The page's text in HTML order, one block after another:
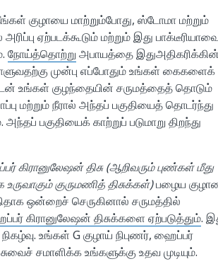
குழாயை மாற்றும்போது, ஸ்டோமா மற்றும்
ஏற்படக்கூடும் மற்றும் இது
நோய்த்தொற்று அபாயத்தை
முன்பு எப்போதும் உங்கள் கைகளைக்
உங்கள் குழந்தையின் சருமத்தைத் தொடும்
மற்றும் நீரால் அந்தப் பகுதியைத் தொடர்ந்து
பகுதியைக் காற்றுப் படுமாறு திறந்து
கிரானுலேஷன் திசு (ஆறிவரும் புண்கள் மீது
குருமணித் திசுக்கள்)பழைய
ஒன்றைச் செருகினால் சருமத்தில்
கிரானுலேஷன் திசுக்களை ஏற்படுத்தும்.
உங்கள் G குழாய் நிபுணர், ஹைப்பர்
சமாளிக்க உங்களுக்கு உதவ முடியும்.